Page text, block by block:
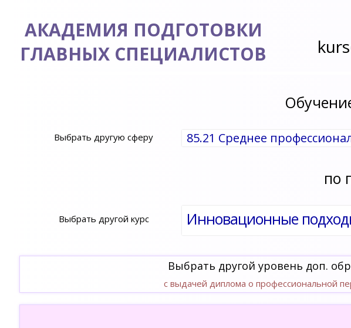
АКАДЕМИЯ ПОДГОТОВКИ
ГЛАВНЫХ СПЕЦИАЛИСТОВ
Выбрать другую сферу 85.21 Среднее
по
Выбрать другой курс
Выбрать другой уровень доп.
с выдачей диплома о профессиональной